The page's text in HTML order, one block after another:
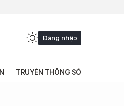
Đăng nhập
TRUYỀN THÔNG SỐ